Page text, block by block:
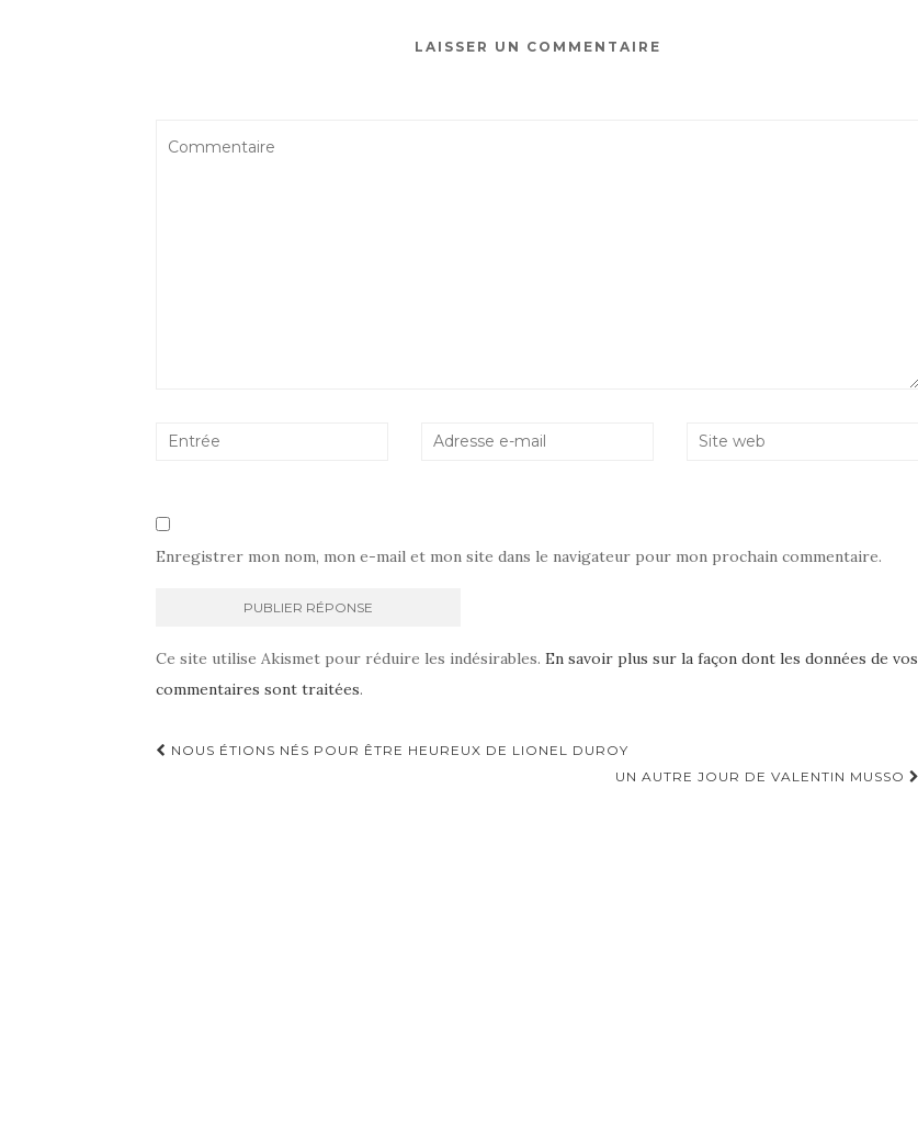
LAISSER UN COMMENTAIRE
Enregistrer mon nom, mon e-mail et mon site dans le navigateur pour mon prochain commentaire.
Ce site utilise Akismet pour réduire les indésirables. En savoir plus sur la façon dont les données de vos
commentaires sont traitées.
Navigation
NOUS ÉTIONS NÉS POUR ÊTRE HEUREUX DE LIONEL DUROY
UN AUTRE JOUR DE VALENTIN MUSSO